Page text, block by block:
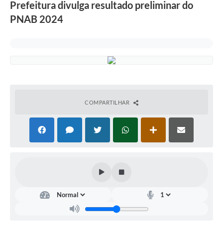
Prefeitura divulga resultado preliminar do
PNAB 2024
COMPARTILHAR